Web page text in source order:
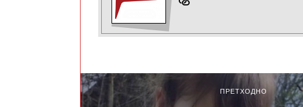
ПРЕТХОДНО